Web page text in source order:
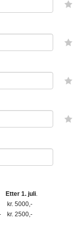
Etter 1. juli.
kr. 5000,-
kr. 2500,-